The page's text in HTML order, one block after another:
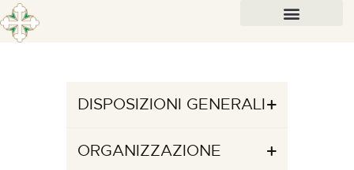
DISPOSIZIONI GENERALI
ORGANIZZAZIONE